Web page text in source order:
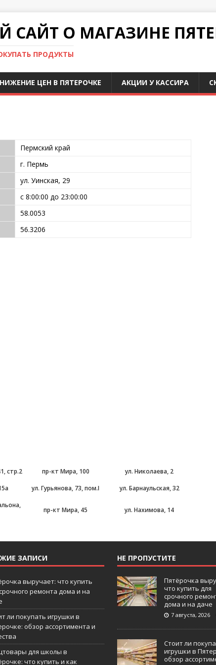
О МАГАЗИНЕ
ПРОДУКТЫ
ЦЕН В ПЯТЕРОЧКЕ АКЦИИ У КАССИРА
Пермский край
г. Пермь
ул. Уинская, 29
с 8:00:00 до 23:00:00
58.0053
56.3206
стр.2 пр-кт Мира, 100
ул. Николаева, 2
ул. Гурьянова, 73, пом.I ул. Барнаульская, 32
пр-кт Мира, 45 ул. Нахимова, 14
ЗАПИСИ
выручает: что купить
ремонта дома и на
ли покупать игрушки в
обзор ассортимента и
для школы в
что купить и как
НЕ ПРОПУСТИТЕ
Пятёрочка
что купить для
срочного
дома и на даче
7 августа, 2026
Стоит ли
игрушки в
обзор